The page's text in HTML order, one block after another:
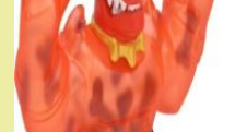
фигурок
Гуджитсу
Тайгор
и
Вайпер